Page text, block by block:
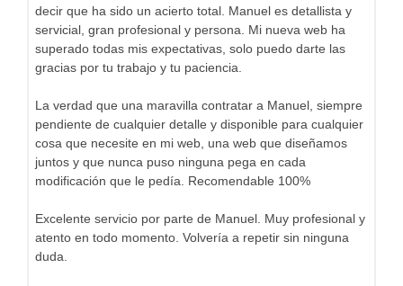
decir que ha sido un acierto total. Manuel es detallista y
servicial, gran profesional y persona. Mi nueva web ha
superado todas mis expectativas, solo puedo darte las
gracias por tu trabajo y tu paciencia.
La verdad que una maravilla contratar a Manuel, siempre
pendiente de cualquier detalle y disponible para cualquier
cosa que necesite en mi web, una web que diseñamos
juntos y que nunca puso ninguna pega en cada
modificación que le pedía. Recomendable 100%
Excelente servicio por parte de Manuel. Muy profesional y
atento en todo momento. Volvería a repetir sin ninguna
duda.